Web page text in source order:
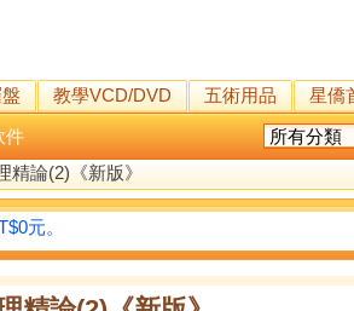
教學VCD/DVD 五術用品
星僑
件
精論(2)《新版》
元。